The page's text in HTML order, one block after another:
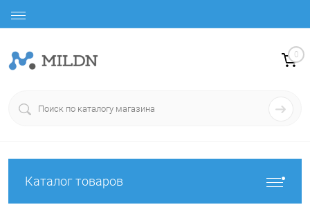
0
Каталог товаров